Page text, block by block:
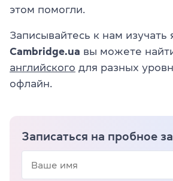
этом помогли.
Записывайтесь к нам изучать
Cambridge.ua вы можете
английского для разных
офлайн.
Записаться на пробное